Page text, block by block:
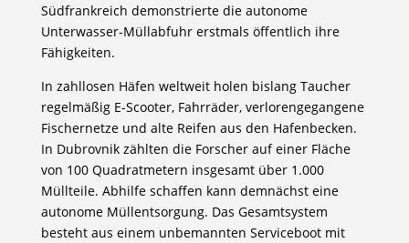
Südfrankreich demonstrierte die autonome
Unterwasser-Müllabfuhr erstmals öffentlich ihre
Fähigkeiten.
In zahllosen Häfen weltweit holen bislang Taucher
regelmäßig E-Scooter, Fahrräder, verlorengegangene
Fischernetze und alte Reifen aus den Hafenbecken.
In Dubrovnik zählten die Forscher auf einer Fläche
von 100 Quadratmetern insgesamt über 1.000
Müllteile. Abhilfe schaffen kann demnächst eine
autonome Müllentsorgung. Das Gesamtsystem
besteht aus einem unbemannten Serviceboot mit